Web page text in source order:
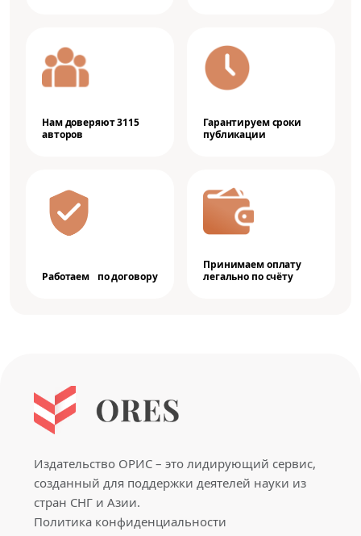
Нам доверяют 3115
авторов
Гарантируем сроки
публикации
Работаем по договору
Принимаем оплату
легально по счёту
Издательство ОРИС – это лидирующий сервис,
созданный для поддержки деятелей науки из
стран СНГ и Азии.
Политика конфиденциальности